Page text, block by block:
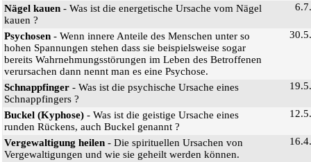
Nägel kauen - Was ist die energetische Ursache vom Nägel
kauen ?
Psychosen - Wenn innere Anteile des Menschen unter so
hohen Spannungen stehen dass sie beispielsweise sogar
bereits Wahrnehmungsstörungen im Leben des Betroffenen
verursachen dann nennt man es eine Psychose.
Schnappfinger - Was ist die psychische Ursache eines
Schnappfingers ?
Buckel (Kyphose) - Was ist die geistige Ursache eines
runden Rückens, auch Buckel genannt ?
Vergewaltigung heilen - Die spirituellen Ursachen von
Vergewaltigungen und wie sie geheilt werden können.